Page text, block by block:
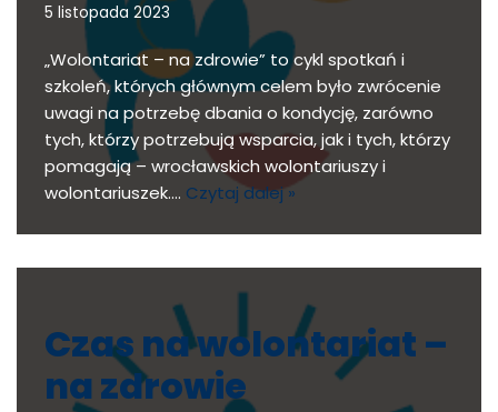
5 listopada 2023
„Wolontariat – na zdrowie” to cykl spotkań i
szkoleń, których głównym celem było zwrócenie
uwagi na potrzebę dbania o kondycję, zarówno
tych, którzy potrzebują wsparcia, jak i tych, którzy
pomagają – wrocławskich wolontariuszy i
wolontariuszek.… Czytaj dalej »
Czas na wolontariat –
na zdrowie